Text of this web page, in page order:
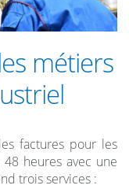
métiers
factures pour les
heures avec une
trois services :